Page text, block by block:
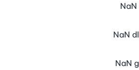
NaN
NaN dl
NaN g